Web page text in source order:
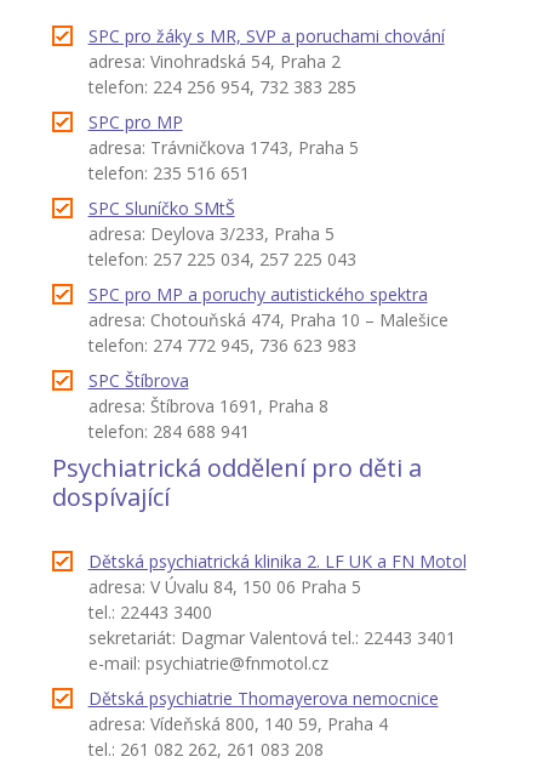
SPC pro žáky s MR, SVP a poruchami chování
adresa: Vinohradská 54, Praha 2
telefon: 224 256 954, 732 383 285
SPC pro MP
adresa: Trávničkova 1743, Praha 5
telefon: 235 516 651
SPC Sluníčko SMtŠ
adresa: Deylova 3/233, Praha 5
telefon: 257 225 034, 257 225 043
SPC pro MP a poruchy autistického spektra
adresa: Chotouňská 474, Praha 10 – Malešice
telefon: 274 772 945, 736 623 983
SPC Štíbrova
adresa: Štíbrova 1691, Praha 8
telefon: 284 688 941
Psychiatrická oddělení pro děti a
dospívající
Dětská psychiatrická klinika 2. LF UK a FN Motol
adresa: V Úvalu 84, 150 06 Praha 5
tel.: 22443 3400
sekretariát: Dagmar Valentová tel.: 22443 3401
e-mail: psychiatrie@fnmotol.cz
Dětská psychiatrie Thomayerova nemocnice
adresa: Vídeňská 800, 140 59, Praha 4
tel.: 261 082 262, 261 083 208